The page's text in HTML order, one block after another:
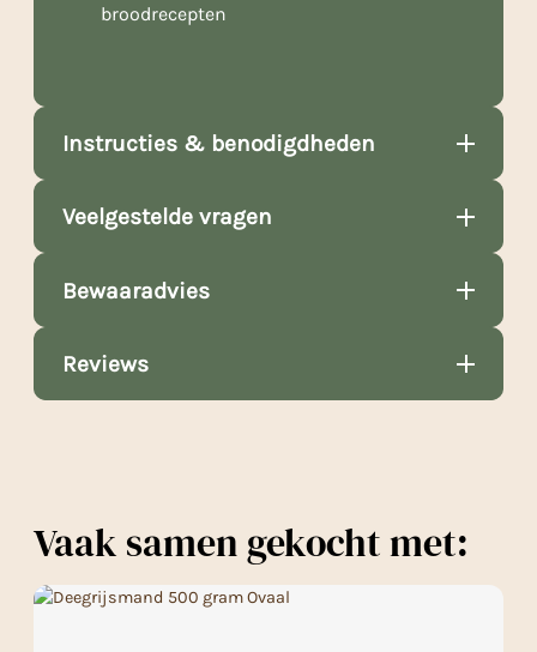
broodrecepten
Instructies & benodigdheden
Veelgestelde vragen
Bewaaradvies
Reviews
Vaak samen gekocht met: